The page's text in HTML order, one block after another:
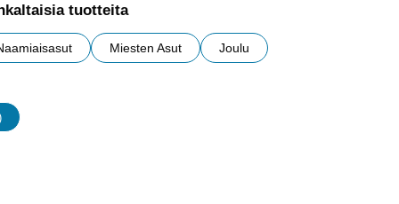
tuotteita
Miesten Asut Joulu